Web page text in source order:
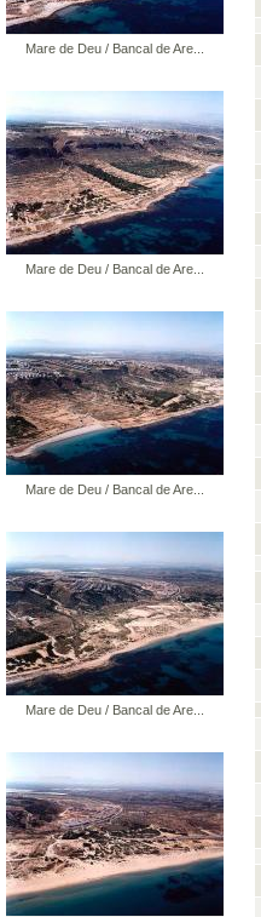
Mare de Deu / Bancal de Are...
Mare de Deu / Bancal de Are...
Mare de Deu / Bancal de Are...
Mare de Deu / Bancal de Are...